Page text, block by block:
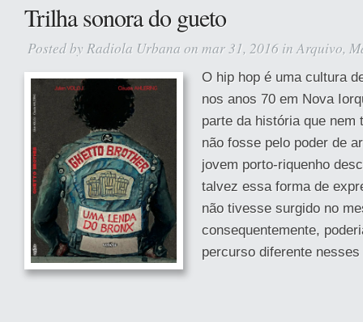
Trilha sonora do gueto
Posted by Radiola Urbana on mar 31, 2016 inArquivo,
O hip hop é uma cultura
nos anos 70 em Nova
parte da história que nem
não fosse pelo poder de
jovem porto-riquenho
talvez essa forma de
não tivesse surgido no
consequentemente,
percurso diferente